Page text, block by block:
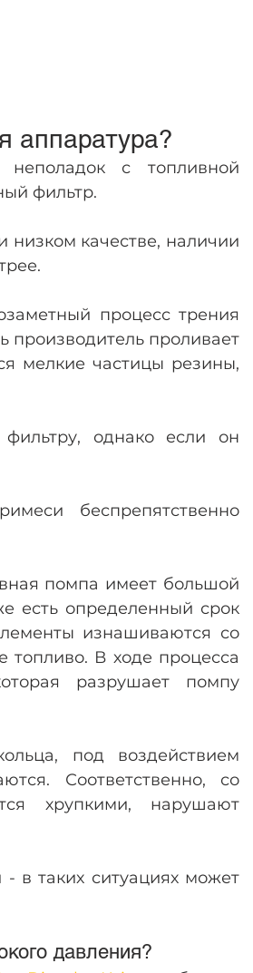
аппаратура?
с топливной
фильтр.
низком качестве, наличии
процесс трения
производитель проливает
мелкие частицы резины,
однако если он
беспрепятственно
помпа имеет большой
есть определенный срок
изнашиваются со
топливо. В ходе процесса
разрушает помпу
под воздействием
Соответственно, со
хрупкими, нарушают
в таких ситуациях может
давления?